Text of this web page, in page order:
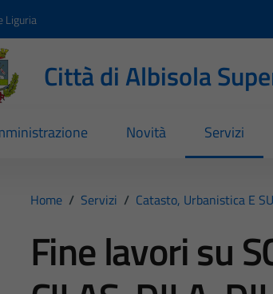
Liguria
Città di Albisola
Novità Servizi
Home / Servizi / Catasto, Urbanistica E
Fine lavori su